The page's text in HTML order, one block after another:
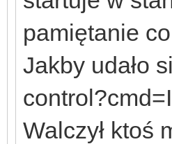
pamiętanie
Jakby udało
Walczył ktoś